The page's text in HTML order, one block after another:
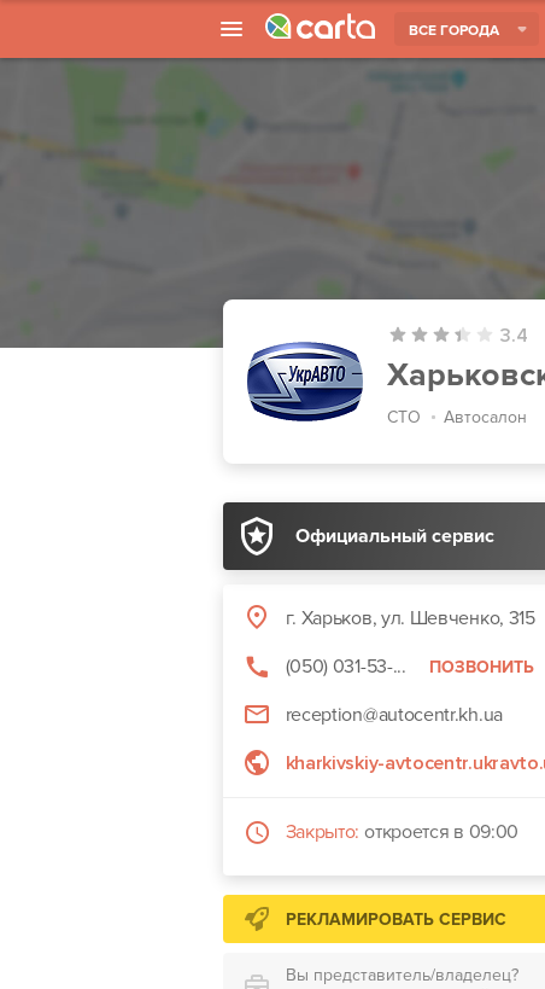
ВСЕ ГОРОДА
3.4
СТО Автосалон
Официальный сервис
г. Харьков, ул. Шевченко, 315
(050) 031-53-...
ПОЗВОНИТЬ
reception@autocentr.kh.ua
kharkivskiy-
Закрыто: откроется в 09:00
РЕКЛАМИРОВАТЬ СЕРВИС
Вы представитель/владелец?